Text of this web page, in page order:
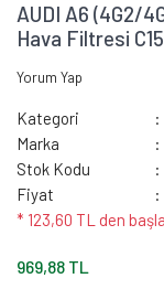
AUDI A6 (4G2/
Hava Filtresi
Yorum Yap
Kategori
Marka
Stok Kodu
Fiyat
* 123,60 TL den
969,88 TL